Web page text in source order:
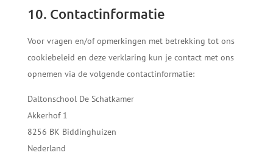
10. Contactinformatie
Voor vragen en/of opmerkingen met betrekking tot ons
cookiebeleid en deze verklaring kun je contact met ons
opnemen via de volgende contactinformatie:
Daltonschool De Schatkamer
Akkerhof 1
8256 BK Biddinghuizen
Nederland